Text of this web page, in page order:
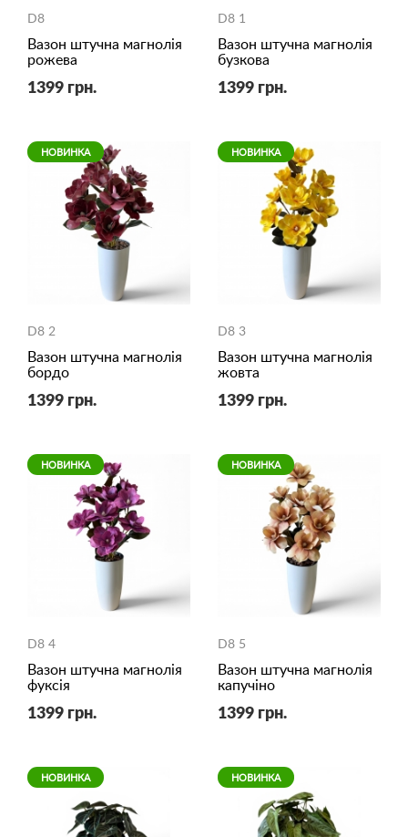
D8
Вазон штучна магнолія
рожева
1399 грн.
D8 1
Вазон штучна магнолія
бузкова
1399 грн.
НОВИНКА
D8 2
Вазон штучна магнолія
бордо
1399 грн.
НОВИНКА
D8 3
Вазон штучна магнолія
жовта
1399 грн.
НОВИНКА
D8 4
Вазон штучна магнолія
фуксія
1399 грн.
НОВИНКА
D8 5
Вазон штучна магнолія
капучіно
1399 грн.
НОВИНКА НОВИНКА